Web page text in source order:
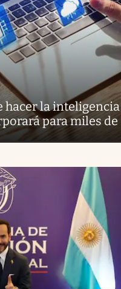
hacer la inteligencia
para miles de